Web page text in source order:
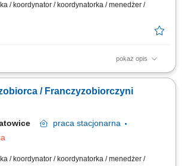
/ koordynator / koordynatorka / menedżer /
pokaż opis
własnej działalności gospodarczej w
stanów magazynowych i zamówień.
sklepu do potrzeb lokalnego rynku.
/ Franczyzobiorczyni
praca stacjonarna
/ koordynator / koordynatorka / menedżer /